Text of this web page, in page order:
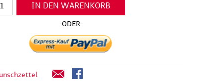
IN DEN WARENKORB
-ODER-